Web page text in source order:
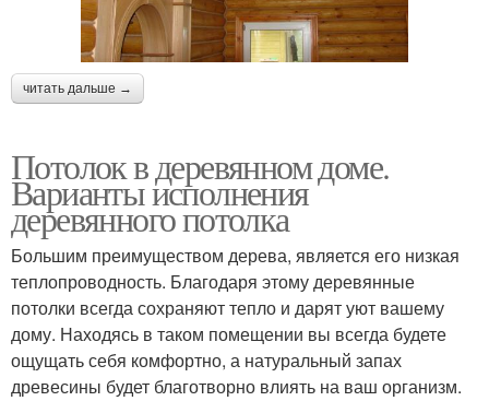
читать дальше →
Потолок в деревянном доме.
Варианты исполнения
деревянного потолка
Большим преимуществом дерева, является его низкая
теплопроводность. Благодаря этому деревянные
потолки всегда сохраняют тепло и дарят уют вашему
дому. Находясь в таком помещении вы всегда будете
ощущать себя комфортно, а натуральный запах
древесины будет благотворно влиять на ваш организм.